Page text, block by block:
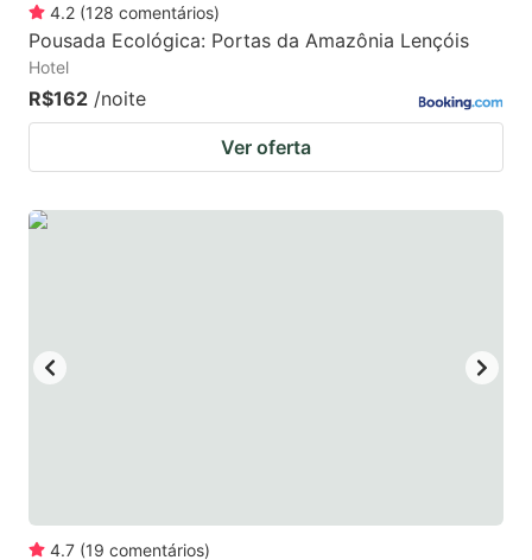
4.2 (128 comentários)
Pousada Ecológica: Portas da Amazônia Lençóis
Hotel
R$162 /noite
Ver oferta
4.7 (19 comentários)